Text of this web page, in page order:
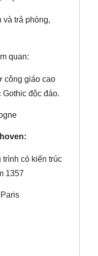
và trả phòng,
quan:
công giáo cao
độc đáo.
trình có kiến trúc
1357